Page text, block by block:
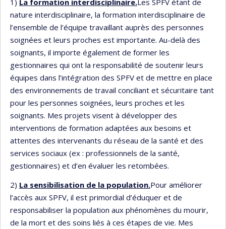
1) La formation interdisciplinaire.Les SPFV étant de
nature interdisciplinaire, la formation interdisciplinaire de
l’ensemble de l’équipe travaillant auprès des personnes
soignées et leurs proches est importante. Au-delà des
soignants, il importe également de former les
gestionnaires qui ont la responsabilité de soutenir leurs
équipes dans l’intégration des SPFV et de mettre en place
des environnements de travail conciliant et sécuritaire tant
pour les personnes soignées, leurs proches et les
soignants. Mes projets visent à développer des
interventions de formation adaptées aux besoins et
attentes des intervenants du réseau de la santé et des
services sociaux (ex : professionnels de la santé,
gestionnaires) et d’en évaluer les retombées.
2) La sensibilisation de la population.Pour améliorer
l’accès aux SPFV, il est primordial d’éduquer et de
responsabiliser la population aux phénomènes du mourir,
de la mort et des soins liés à ces étapes de vie. Mes